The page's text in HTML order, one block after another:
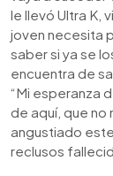
le llevó Ultra K,
joven necesita
saber si ya se
encuentra de
“Mi esperanza
de aquí, que no
angustiado
reclusos